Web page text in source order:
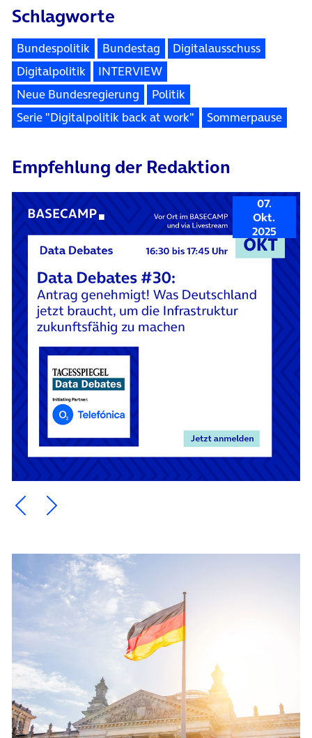
Schlagworte
Bundespolitik Bundestag
Digitalausschuss
Digitalpolitik
INTERVIEW
Neue Bundesregierung
Politik
Serie "Digitalpolitik back at work"
Sommerpause
Empfehlung der Redaktion
07.
Okt.
2025
Ein Element zurück blättern
Ein Element weiter blättern